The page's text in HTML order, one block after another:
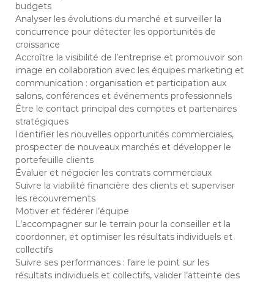
c
a
budgets
Analyser les évolutions du marché et surveiller la
concurrence pour détecter les opportunités de
croissance
Accroître la visibilité de l’entreprise et promouvoir son
image en collaboration avec les équipes marketing et
communication : organisation et participation aux
salons, conférences et événements professionnels
Être le contact principal des comptes et partenaires
stratégiques
Identifier les nouvelles opportunités commerciales,
prospecter de nouveaux marchés et développer le
portefeuille clients
Évaluer et négocier les contrats commerciaux
Suivre la viabilité financière des clients et superviser
les recouvrements
Motiver et fédérer l’équipe
L’accompagner sur le terrain pour la conseiller et la
coordonner, et optimiser les résultats individuels et
collectifs
Suivre ses performances : faire le point sur les
résultats individuels et collectifs, valider l’atteinte des